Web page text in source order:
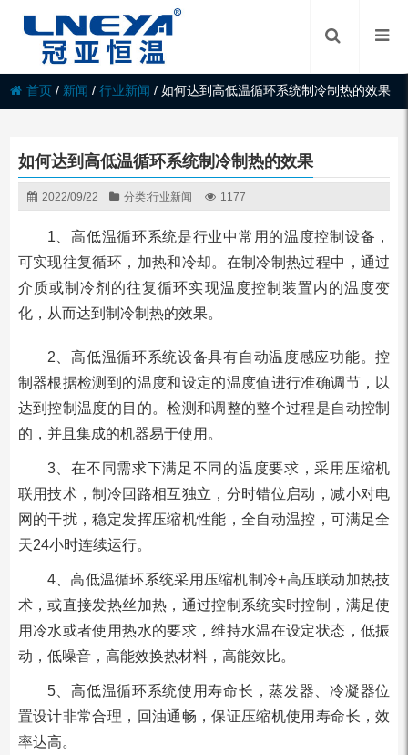
首页 / 新闻 /行业新闻 /如何达到高低温循环系统制冷制热的效果
如何达到高低温循环系统制冷制热的效果
2022/09/22 分类:行业新闻 1177
1、高低温循环系统是行业中常用的温度控制设备，
可实现往复循环，加热和冷却。在制冷制热过程中，通过
介质或制冷剂的往复循环实现温度控制装置内的温度变
化，从而达到制冷制热的效果。
2、高低温循环系统设备具有自动温度感应功能。控
制器根据检测到的温度和设定的温度值进行准确调节，以
达到控制温度的目的。检测和调整的整个过程是自动控制
的，并且集成的机器易于使用。
3、在不同需求下满足不同的温度要求，采用压缩机
联用技术，制冷回路相互独立，分时错位启动，减小对电
网的干扰，稳定发挥压缩机性能，全自动温控，可满足全
天24小时连续运行。
4、高低温循环系统采用压缩机制冷+高压联动加热技
术，或直接发热丝加热，通过控制系统实时控制，满足使
用冷水或者使用热水的要求，维持水温在设定状态，低振
动，低噪音，高能效换热材料，高能效比。
5、高低温循环系统使用寿命长，蒸发器、冷凝器位
置设计非常合理，回油通畅，保证压缩机使用寿命长，效
率达高。